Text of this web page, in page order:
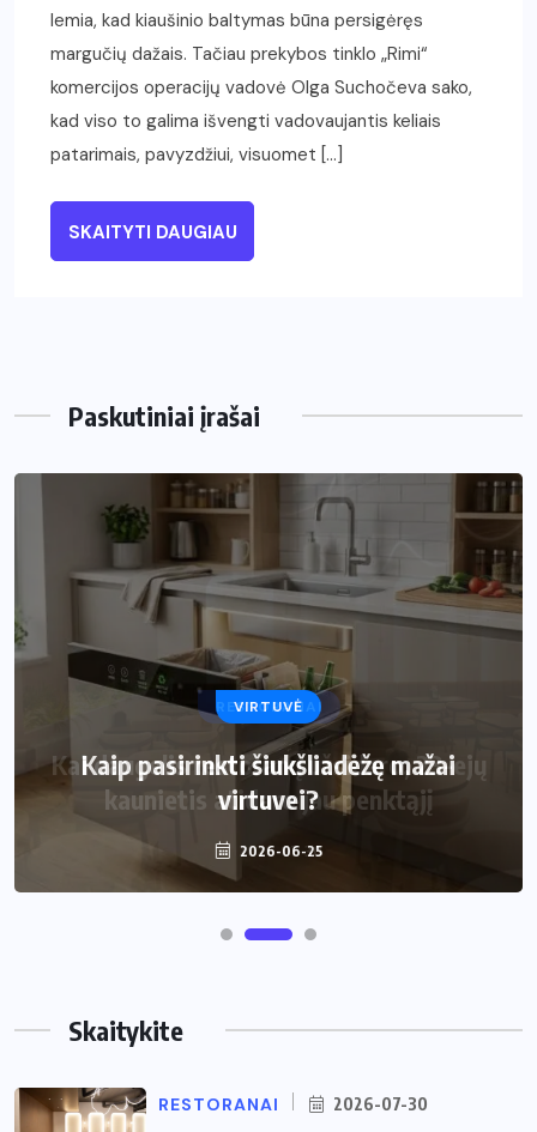
lemia, kad kiaušinio baltymas būna persigėręs
margučių dažais. Tačiau prekybos tinklo „Rimi“
komercijos operacijų vadovė Olga Suchočeva sako,
kad viso to galima išvengti vadovaujantis keliais
patarimais, pavyzdžiui, visuomet […]
SKAITYTI DAUGIAU
Paskutiniai įrašai
VIRTUVĖ
Kaip pasirinkti šiukšliadėžę mažai
virtuvei?
2026-06-25
Skaitykite
RESTORANAI 2026-07-30